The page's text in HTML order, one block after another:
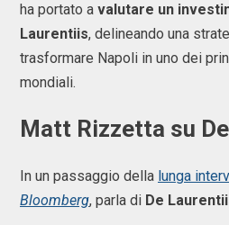
ha portato a valutare un
Laurentiis, delineando una
trasformare Napoli in uno dei
mondiali.
Matt Rizzetta su
In un passaggio della lunga
Bloomberg, parla di De